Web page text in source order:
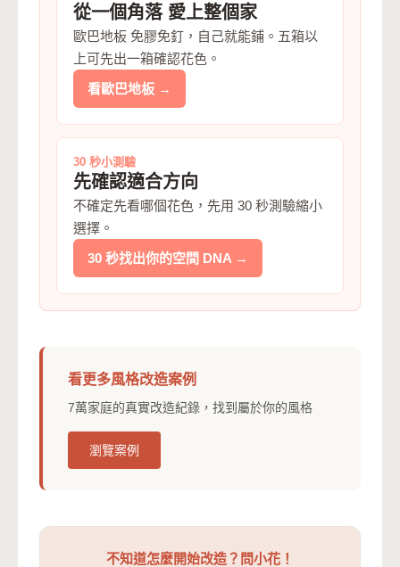
從一個角落 愛上整個家
歐巴地板 免膠免釘，自己就能鋪。五箱以
上可先出一箱確認花色。
看歐巴地板 →
30 秒小測驗
先確認適合方向
不確定先看哪個花色，先用 30 秒測驗縮小
選擇。
30 秒找出你的空間 DNA →
看更多風格改造案例
7萬家庭的真實改造紀錄，找到屬於你的風格
瀏覽案例
不知道怎麼開始改造？問小花！